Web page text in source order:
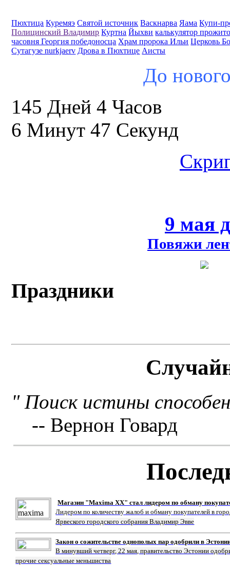
Пюхтица Куремяэ Святой источник Васкнарва Яама Купи-
Полицинский Владимир Куртна Йыхви калькулятор
часовня Георгия победоносца Храм пророка Ильи Церковь
Сутагузе nurkjaerv Дрова в Пюхтице Аисты
До
145 Дней 4 Часов
6 Минут 46 Секунд
9 мая
Повяжи
Праздники
" Поиск истины
-- Вернон Говард
Магазин "Maxima XX" стал лидером по обману
Лидером по количеству жалоб и обману покупателей в
Ярвеского городского собрания Владимир Эвве
Закон о сожительстве однополых пар одобрили в
В минувший четверг, 22 мая, правительство Эстонии
прочие сексуальные меньшиства